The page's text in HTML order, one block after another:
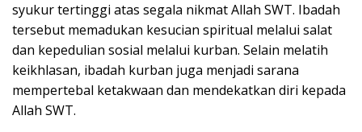
syukur tertinggi atas segala nikmat Allah SWT. Ibadah
tersebut memadukan kesucian spiritual melalui salat
dan kepedulian sosial melalui kurban. Selain melatih
keikhlasan, ibadah kurban juga menjadi sarana
mempertebal ketakwaan dan mendekatkan diri kepada
Allah SWT.